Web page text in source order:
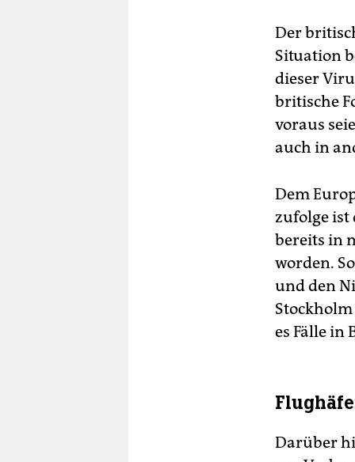
Der
Situation
dieser
britische
voraus
auch in
Dem
zufolge
bereits in
worden.
und den
es Fälle in
Darüber